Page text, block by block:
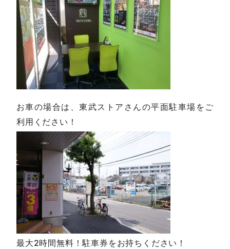
お車の場合は、東武ストアさんの平面駐車場をご
利用ください！
最大2時間無料！駐車券をお持ちください！